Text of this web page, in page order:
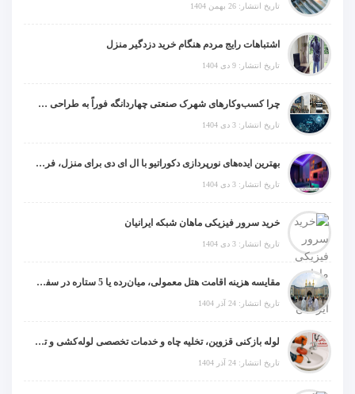
تاریخ انتشار: 26 بهمن 1404
اشتباهات رایج مردم هنگام خرید دزدگیر منزل
تاریخ انتشار: 9 دی 1404
چرا کسب‌وکارهای شهرک صنعتی چهاردانگه فوراً به طراحی سایت نیاز دارند؟
تاریخ انتشار: 3 دی 1404
بهترین ایده‌های نورپردازی دکوراتیو با ال ای دی برای منزل، فروشگاه و دفتر کار
تاریخ انتشار: 3 دی 1404
خرید سرور فیزیکی ماهان شبکه ایرانیان
تاریخ انتشار: 3 دی 1404
مقایسه هزینه اقامت هتل معمولی، میان‌رده یا 5 ستاره در سفر زیارتی عراق
تاریخ انتشار: 24 آذر 1404
لوله بازکنی قزوین، تخلیه چاه و خدمات تخصصی لوله‌کشی و تشخیص ترکیدگی
تاریخ انتشار: 24 آذر 1404